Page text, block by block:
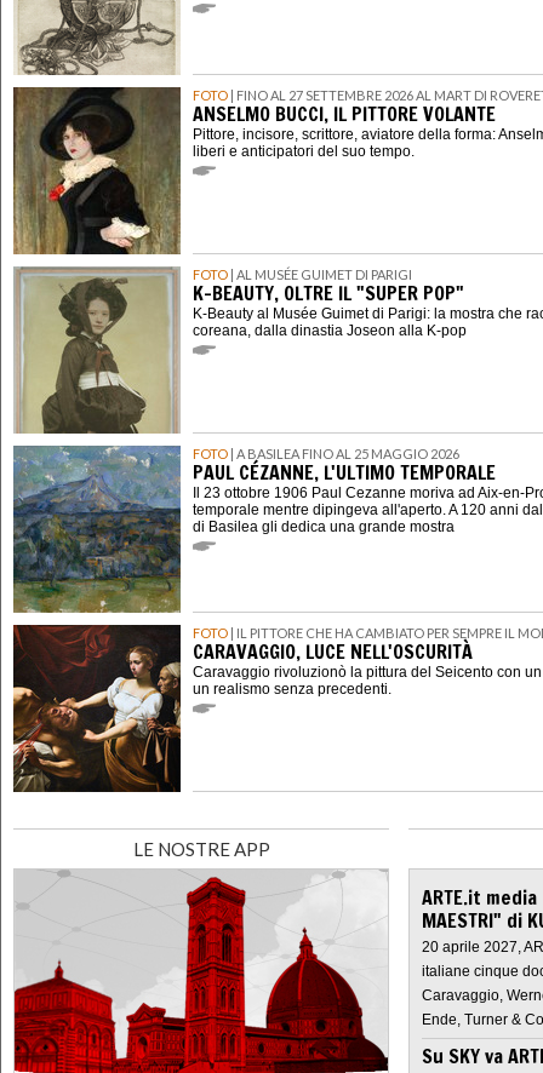
FOTO | FINO AL 27 SETTEMBRE 2026 AL MART DI
ANSELMO BUCCI, IL PITTORE VOLANTE
Pittore, incisore, scrittore, aviatore della forma:
liberi e anticipatori del suo tempo.
FOTO | AL MUSÉE GUIMET DI PARIGI
K-BEAUTY, OLTRE IL "SUPER POP"
K-Beauty al Musée Guimet di Parigi: la mostra che
coreana, dalla dinastia Joseon alla K-pop
FOTO | A BASILEA FINO AL 25 MAGGIO 2026
PAUL CÉZANNE, L'ULTIMO TEMPORALE
Il 23 ottobre 1906 Paul Cezanne moriva ad Aix-en-
temporale mentre dipingeva all'aperto. A 120 anni
di Basilea gli dedica una grande mostra
FOTO | IL PITTORE CHE HA CAMBIATO PER SEMPRE IL
CARAVAGGIO, LUCE NELL'OSCURITÀ
Caravaggio rivoluzionò la pittura del Seicento con
un realismo senza precedenti.
LE NOSTRE APP
ARTE.it
MAESTRI" di
20 aprile 2027,
italiane cinque
Caravaggio,
Ende, Turner &
Su SKY va